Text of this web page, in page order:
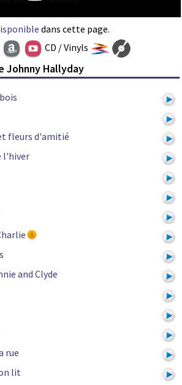
dans cette page.
CD / Vinyls
Johnny Hallyday
fleurs d'amitié
l'hiver
and Clyde
rue
lit